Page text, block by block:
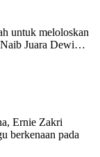
untuk meloloskan
Naib Juara Dewi…
Ernie Zakri
berkenaan pada